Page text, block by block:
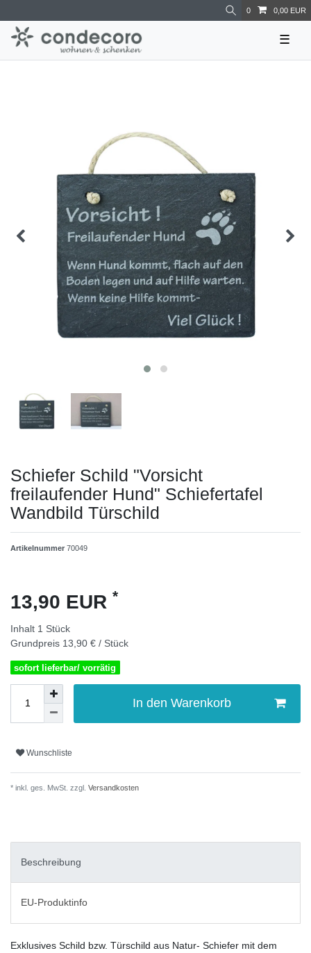
0 0,00 EUR
☰
Schiefer Schild "Vorsicht
freilaufender Hund" Schiefertafel
Wandbild Türschild
Artikelnummer 70049
13,90 EUR *
Inhalt 1 Stück
Grundpreis 13,90 € / Stück
sofort lieferbar/ vorrätig
In den Warenkorb
Wunschliste
* inkl. ges. MwSt. zzgl. Versandkosten
Beschreibung
EU-Produktinfo
Exklusives Schild bzw. Türschild aus Natur- Schiefer mit dem